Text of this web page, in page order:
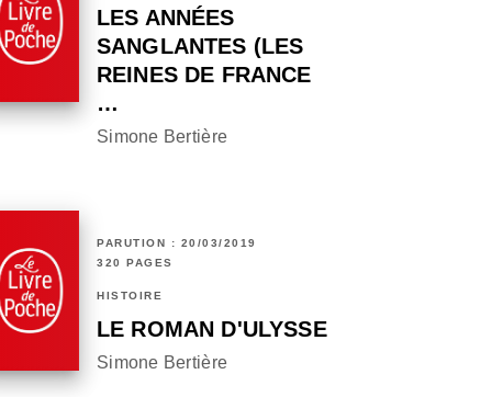
LES ANNÉES
SANGLANTES (LES
REINES DE FRANCE
…
Simone Bertière
PARUTION : 20/03/2019
320 PAGES
HISTOIRE
LE ROMAN D'ULYSSE
Simone Bertière